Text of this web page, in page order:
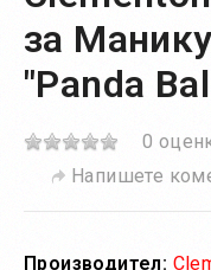
за
"Panda
0
Напишете
Производител: